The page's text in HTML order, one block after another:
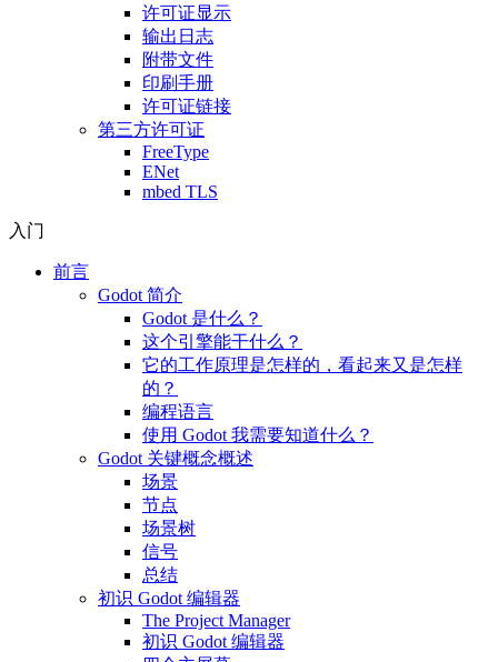
许可证显示
输出日志
附带文件
印刷手册
许可证链接
第三方许可证
FreeType
ENet
mbed TLS
入门
前言
Godot 简介
Godot 是什么？
这个引擎能干什么？
它的工作原理是怎样的，看起来又是怎样
的？
编程语言
使用 Godot 我需要知道什么？
Godot 关键概念概述
场景
节点
场景树
信号
总结
初识 Godot 编辑器
The Project Manager
初识 Godot 编辑器